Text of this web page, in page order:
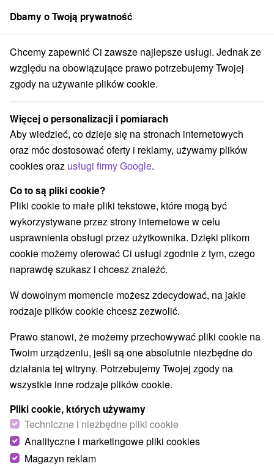
członek grupySorger
Bojnice Hotel Regia *** Bojnice Pobyt seniorski dla wszystkich
Pobyt seniorski dla wszystkich
Hotel Regia★★★Bojnice Bojnice
Przejdź do lokalizacji
Urządzenie jest obecnie zamknięty z naszą ofertą!
9,0 doskonały·2 opinie
Dbamy o Twoją prywatność
Chcemy zapewnić Ci zawsze najlepsze usługi. Jednak ze
względu na obowiązujące prawo potrzebujemy Twojej
zgody na używanie plików cookie.
Więcej o personalizacji i pomiarach
Aby wiedzieć, co dzieje się na stronach internetowych
oraz móc dostosować oferty i reklamy, używamy plików
cookies oraz usługi firmy Google.
Co to są pliki cookie?
Pliki cookie to małe pliki tekstowe, które mogą być
wykorzystywane przez strony internetowe w celu
usprawnienia obsługi przez użytkownika. Dzięki plikom
cookie możemy oferować Ci usługi zgodnie z tym, czego
naprawdę szukasz i chcesz znaleźć.
W dowolnym momencie możesz zdecydować, na jakie
rodzaje plików cookie chcesz zezwolić.
Prawo stanowi, że możemy przechowywać pliki cookie na
Twoim urządzeniu, jeśli są one absolutnie niezbędne do
działania tej witryny. Potrzebujemy Twojej zgody na
wszystkie inne rodzaje plików cookie.
Pliki cookie, których używamy
Techniczne i niezbędne pliki cookie
Analityczne i marketingowe pliki cookies
Magazyn reklam